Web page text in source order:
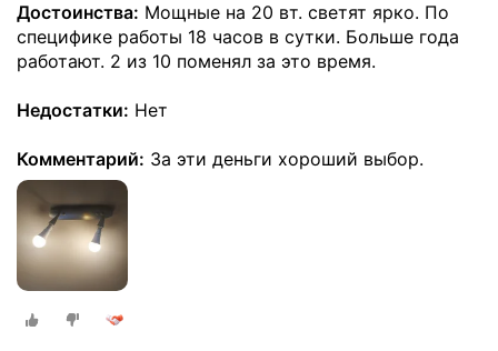
Достоинства: Мощные на 20 вт. светят ярко. По
специфике работы 18 часов в сутки. Больше года
работают. 2 из 10 поменял за это время.
Недостатки: Нет
Комментарий: За эти деньги хороший выбор.